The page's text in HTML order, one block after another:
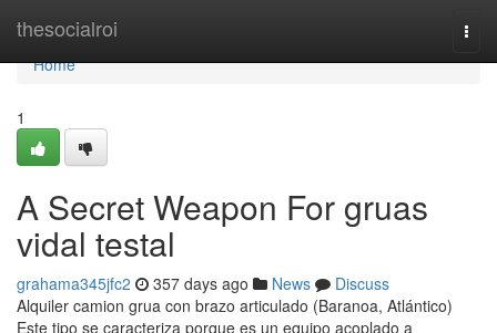
thesocialroi
Home
Home
1
A Secret Weapon For gruas
vidal testal
grahama345jfc2 357 days ago News
Discuss
Alquiler camion grua con brazo articulado (Baranoa, Atlántico)
Este tipo se caracteriza porque es un equipo acoplado a